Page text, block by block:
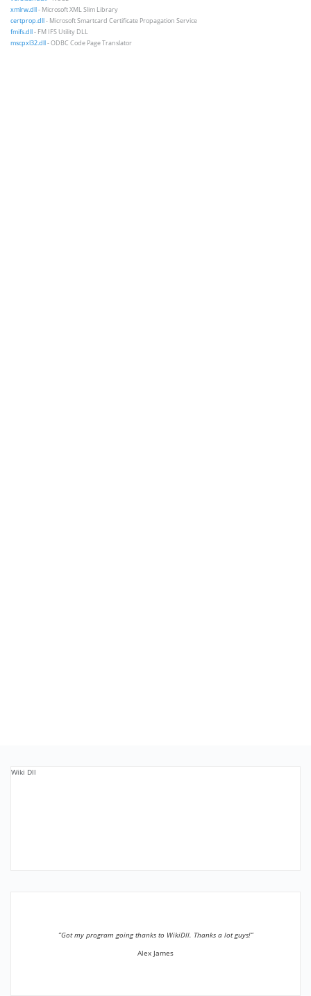
xmlrw.dll- Microsoft XML Slim Library
certprop.dll- Microsoft Smartcard Certificate Propagation Service
fmifs.dll- FM IFS Utility DLL
mscpxl32.dll- ODBC Code Page Translator
Wiki Dll
”Got my program going thanks to WikiDll. Thanks a lot guys!”
Alex James